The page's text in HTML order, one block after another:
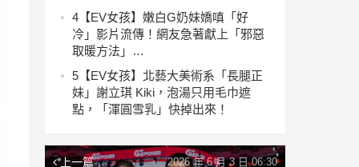
4 【EV女孩】嫩白G奶妹嬌嗔「好
冷」影片流傳！網友急著獻上「邪惡
取暖方法」…
5 【EV女孩】北藝大美術系「長腿正
妹」謝立琪 Kiki，泡湯只用毛巾遮
點，「渾圓雪乳」快掉出來！
上一篇 2026 年 6 月 3 日 06:30